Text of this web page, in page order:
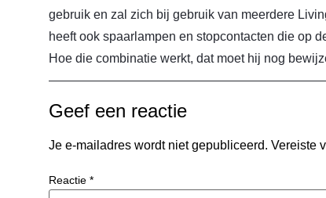
gebruik en zal zich bij gebruik van meerdere
heeft ook spaarlampen en stopcontacten die op
Hoe die combinatie werkt, dat moet hij nog
Geef een reactie
Je e-mailadres wordt niet gepubliceerd. Vereiste
Reactie *